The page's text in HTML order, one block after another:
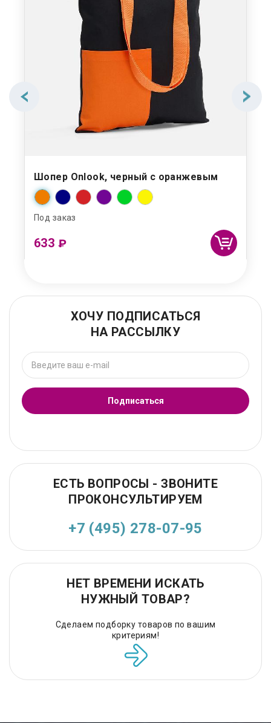
Шопер Onlook, черный с оранжевым
Под заказ
633 ₽
ХОЧУ ПОДПИСАТЬСЯ
НА РАССЫЛКУ
Подписаться
ЕСТЬ ВОПРОСЫ - ЗВОНИТЕ
ПРОКОНСУЛЬТИРУЕМ
+7 (495) 278-07-95
НЕТ ВРЕМЕНИ ИСКАТЬ
НУЖНЫЙ ТОВАР?
Сделаем подборку товаров по вашим
критериям!